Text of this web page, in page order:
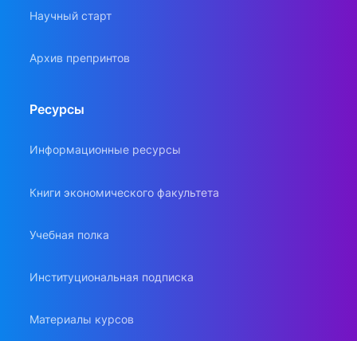
Научный старт
Архив препринтов
Ресурсы
Информационные ресурсы
Книги экономического факультета
Учебная полка
Институциональная подписка
Материалы курсов